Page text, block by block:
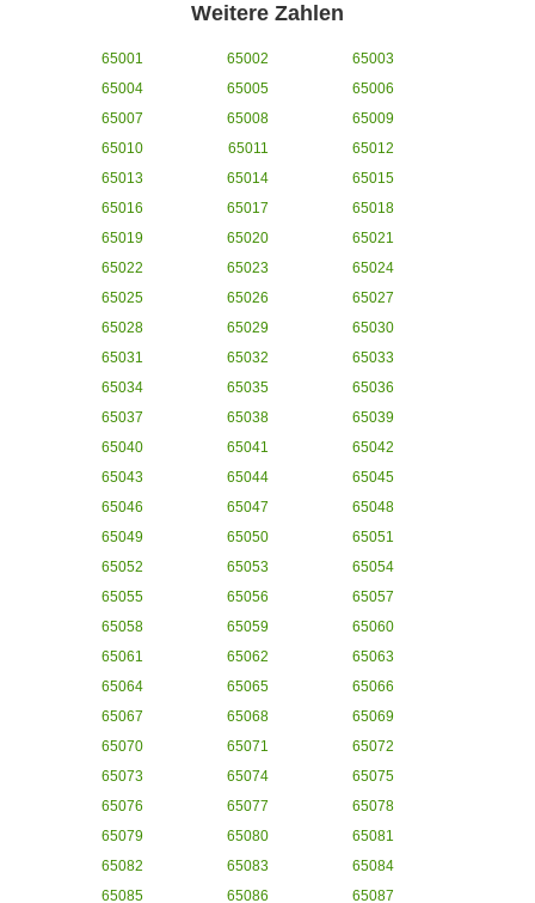
Weitere Zahlen
65001 65002
65003
65004
65005
65006
65007
65008
65009
65010
65011
65012
65013
65014
65015
65016
65017
65018
65019
65020
65021
65022
65023
65024
65025
65026
65027
65028
65029
65030
65031
65032
65033
65034
65035
65036
65037
65038
65039
65040
65041
65042
65043
65044
65045
65046
65047
65048
65049
65050
65051
65052
65053
65054
65055
65056
65057
65058
65059
65060
65061
65062
65063
65064
65065
65066
65067
65068
65069
65070
65071
65072
65073
65074
65075
65076
65077
65078
65079
65080
65081
65082
65083
65084
65085
65086 65087